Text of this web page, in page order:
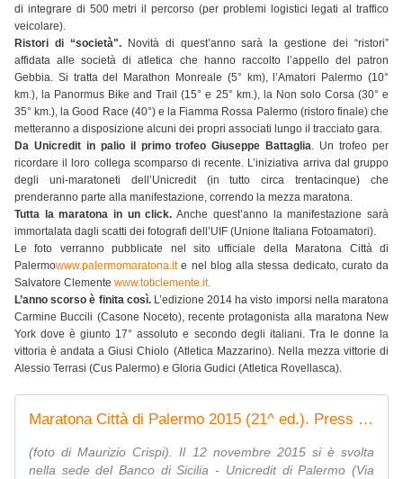
di integrare di 500 metri il percorso (per problemi logistici legati al traffico
veicolare).
Ristori di “società".Novità di quest’anno sarà la gestione dei “ristori”
affidata alle società di atletica che hanno raccolto l’appello del patron
Gebbia. Si tratta del Marathon Monreale (5° km), l’Amatori Palermo (10°
km.), la Panormus Bike and Trail (15° e 25° km.), la Non solo Corsa (30° e
35° km.), la Good Race (40°) e la Fiamma Rossa Palermo (ristoro finale) che
metteranno a disposizione alcuni dei propri associati lungo il tracciato gara.
Da Unicredit in palio il primo trofeo Giuseppe Battaglia. Un trofeo per
ricordare il loro collega scomparso di recente. L’iniziativa arriva dal gruppo
degli uni-maratoneti dell’Unicredit (in tutto circa trentacinque) che
prenderanno parte alla manifestazione, correndo la mezza maratona.
Tutta la maratona in un click. Anche quest’anno la manifestazione sarà
immortalata dagli scatti dei fotografi dell’UIF (Unione Italiana Fotoamatori).
Le foto verranno pubblicate nel sito ufficiale della Maratona Città di
Palermowww.palermomaratona.ite nel blog alla stessa dedicato, curato da
Salvatore Clemente www.toticlemente.it.
L’anno scorso è finita così. L’edizione 2014 ha visto imporsi nella maratona
Carmine Buccili (Casone Noceto), recente protagonista alla maratona New
York dove è giunto 17° assoluto e secondo degli italiani. Tra le donne la
vittoria è andata a Giusi Chiolo (Atletica Mazzarino). Nella mezza vittorie di
Alessio Terrasi (Cus Palermo) e Gloria Gudici (Atletica Rovellasca).
Maratona Città di Palermo 2015 (21^ ed.). Press Conference
(foto di Maurizio Crispi). Il 12 novembre 2015 si è svolta
nella sede del Banco di Sicilia - Unicredit di Palermo (Via